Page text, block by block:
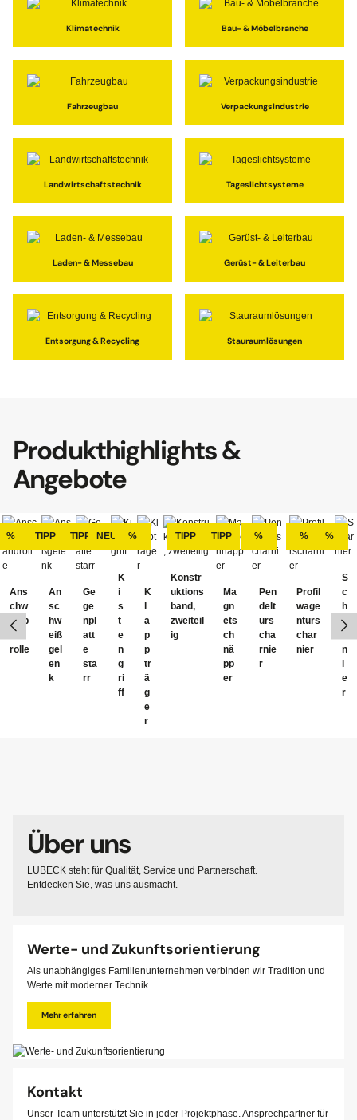
Klimatechnik Bau- & Möbelbranche
Fahrzeugbau Verpackungsindustrie
Landwirtschaftstechnik Tageslichtsysteme
Laden- & Messebau Gerüst- & Leiterbau
Entsorgung & Recycling Stauraumlösungen
Produkthighlights &
Angebote
überspringen
%
Ans
chw
eißb
and
rolle
TIPP
An
sc
hw
eiß
gel
en
k
TIPP
Ge
ge
npl
att
e
sta
rr
NEU
K
i
s
t
e
n
g
ri
ff
%
K
a
p
p
tr
ä
g
e
r
TIPP
Konstr
uktions
band,
zweiteil
ig
TIPP
Ma
gn
ets
ch
nä
pp
er
%
Pen
delt
ürs
cha
rnie
r
%
Profil
wage
ntürs
char
nier
%
S
c
h
a
r
n
i
e
r
Über uns
LUBECK steht für Qualität, Service und Partnerschaft.
Entdecken Sie, was uns ausmacht.
Werte- und Zukunftsorientierung
Als unabhängiges Familienunternehmen verbinden wir Tradition und
Werte mit moderner Technik.
Mehr erfahren
Kontakt
Unser Team unterstützt Sie in jeder Projektphase. Ansprechpartner für